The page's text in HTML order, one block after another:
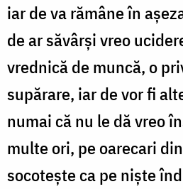
iar de va rămâne în
de ar săvârși vreo
vredni­că de muncă, o
supăra­re, iar de vor fi
numai că nu le dă vreo
multe ori, pe oarecari
socotește ca pe niște